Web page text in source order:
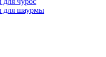
для шаурмы